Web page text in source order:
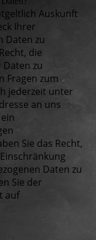
Auskunft
Ihrer
Daten zu
die
zu
Fragen zum
jederzeit unter
an uns
Sie das Recht,
Daten zu
Sie der
auf